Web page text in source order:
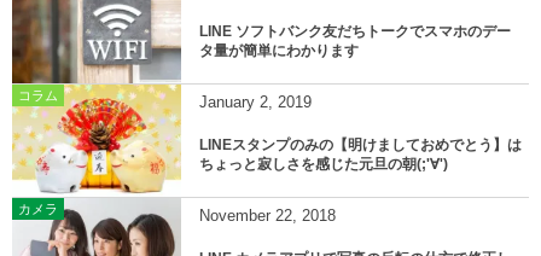
LINE ソフトバンク友だちトークでスマホのデー
タ量が簡単にわかります
コラム January 2, 2019
LINEスタンプのみの【明けましておめでとう】は
ちょっと寂しさを感じた元旦の朝(;'∀')
カメラ November 22, 2018